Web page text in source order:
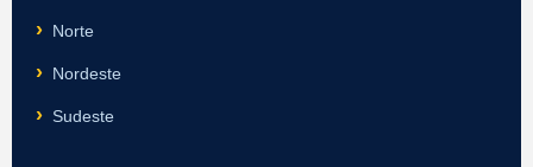
Norte
Nordeste
Sudeste